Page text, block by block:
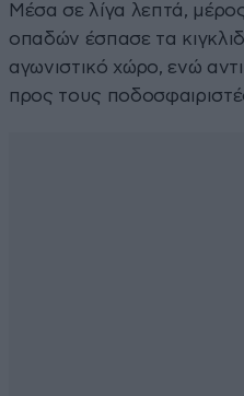
Μέσα σε λίγα λεπτά,
οπαδών έσπασε τα
αγωνιστικό χώρο, ενώ
προς τους